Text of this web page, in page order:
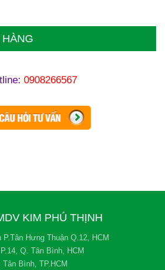
0908266567
KIM PHÚ THỊNH
Hưng Thuận Q.12, HCM
Q. Tân Bình, HCM
Bình, TP.HCM